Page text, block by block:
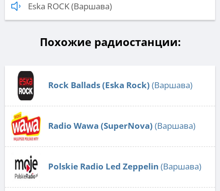
Eska ROCK (Варшава)
Похожие радиостанции:
Rock Ballads (Eska Rock) (Варшава)
Radio Wawa (SuperNova) (Варшава)
Polskie Radio Led Zeppelin (Варшава)